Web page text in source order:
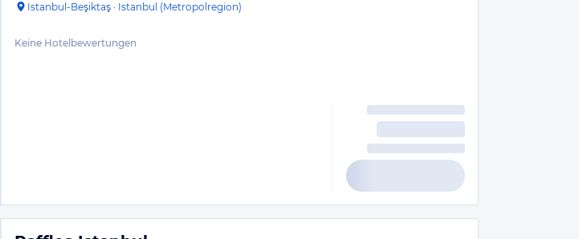
Istanbul-Beşiktaş · Istanbul (Metropolregion)
Keine Hotelbewertungen